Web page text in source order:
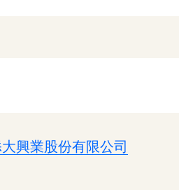
興業股份有限公司